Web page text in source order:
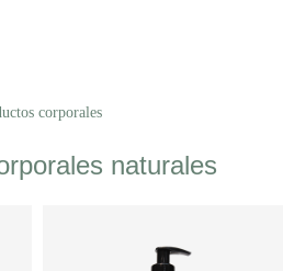
corporales
naturales